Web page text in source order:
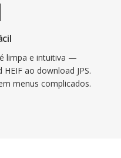
limpa e intuitiva —
ao download JPS.
menus complicados.